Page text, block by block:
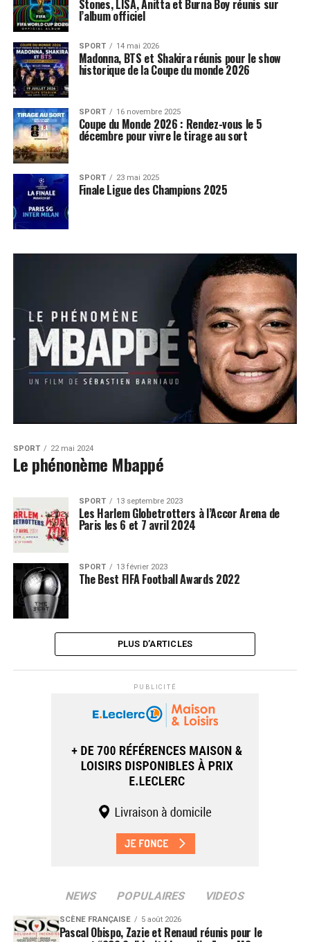
Stones, LISA, Anitta et Burna Boy réunis sur
l’album officiel
SPORT 14 mai 2026
Madonna, BTS et Shakira réunis pour le show
historique de la Coupe du monde 2026
SPORT 16 novembre 2025
Coupe du Monde 2026 : Rendez-vous le 5
décembre pour vivre le tirage au sort
SPORT 23 mai 2025
Finale Ligue des Champions 2025
SPORT 22 mai 2024
Le phénonème Mbappé
SPORT 13 septembre 2023
Les Harlem Globetrotters à l’Accor Arena de
Paris les 6 et 7 avril 2024
SPORT 13 février 2023
The Best FIFA Football Awards 2022
PLUS D’ARTICLES
PUBLICITÉ
NEWS POPULAIRES VIDEOS
SCÈNE FRANÇAISE 5 août 2026
Pascal Obispo, Zazie et Renaud réunis pour le